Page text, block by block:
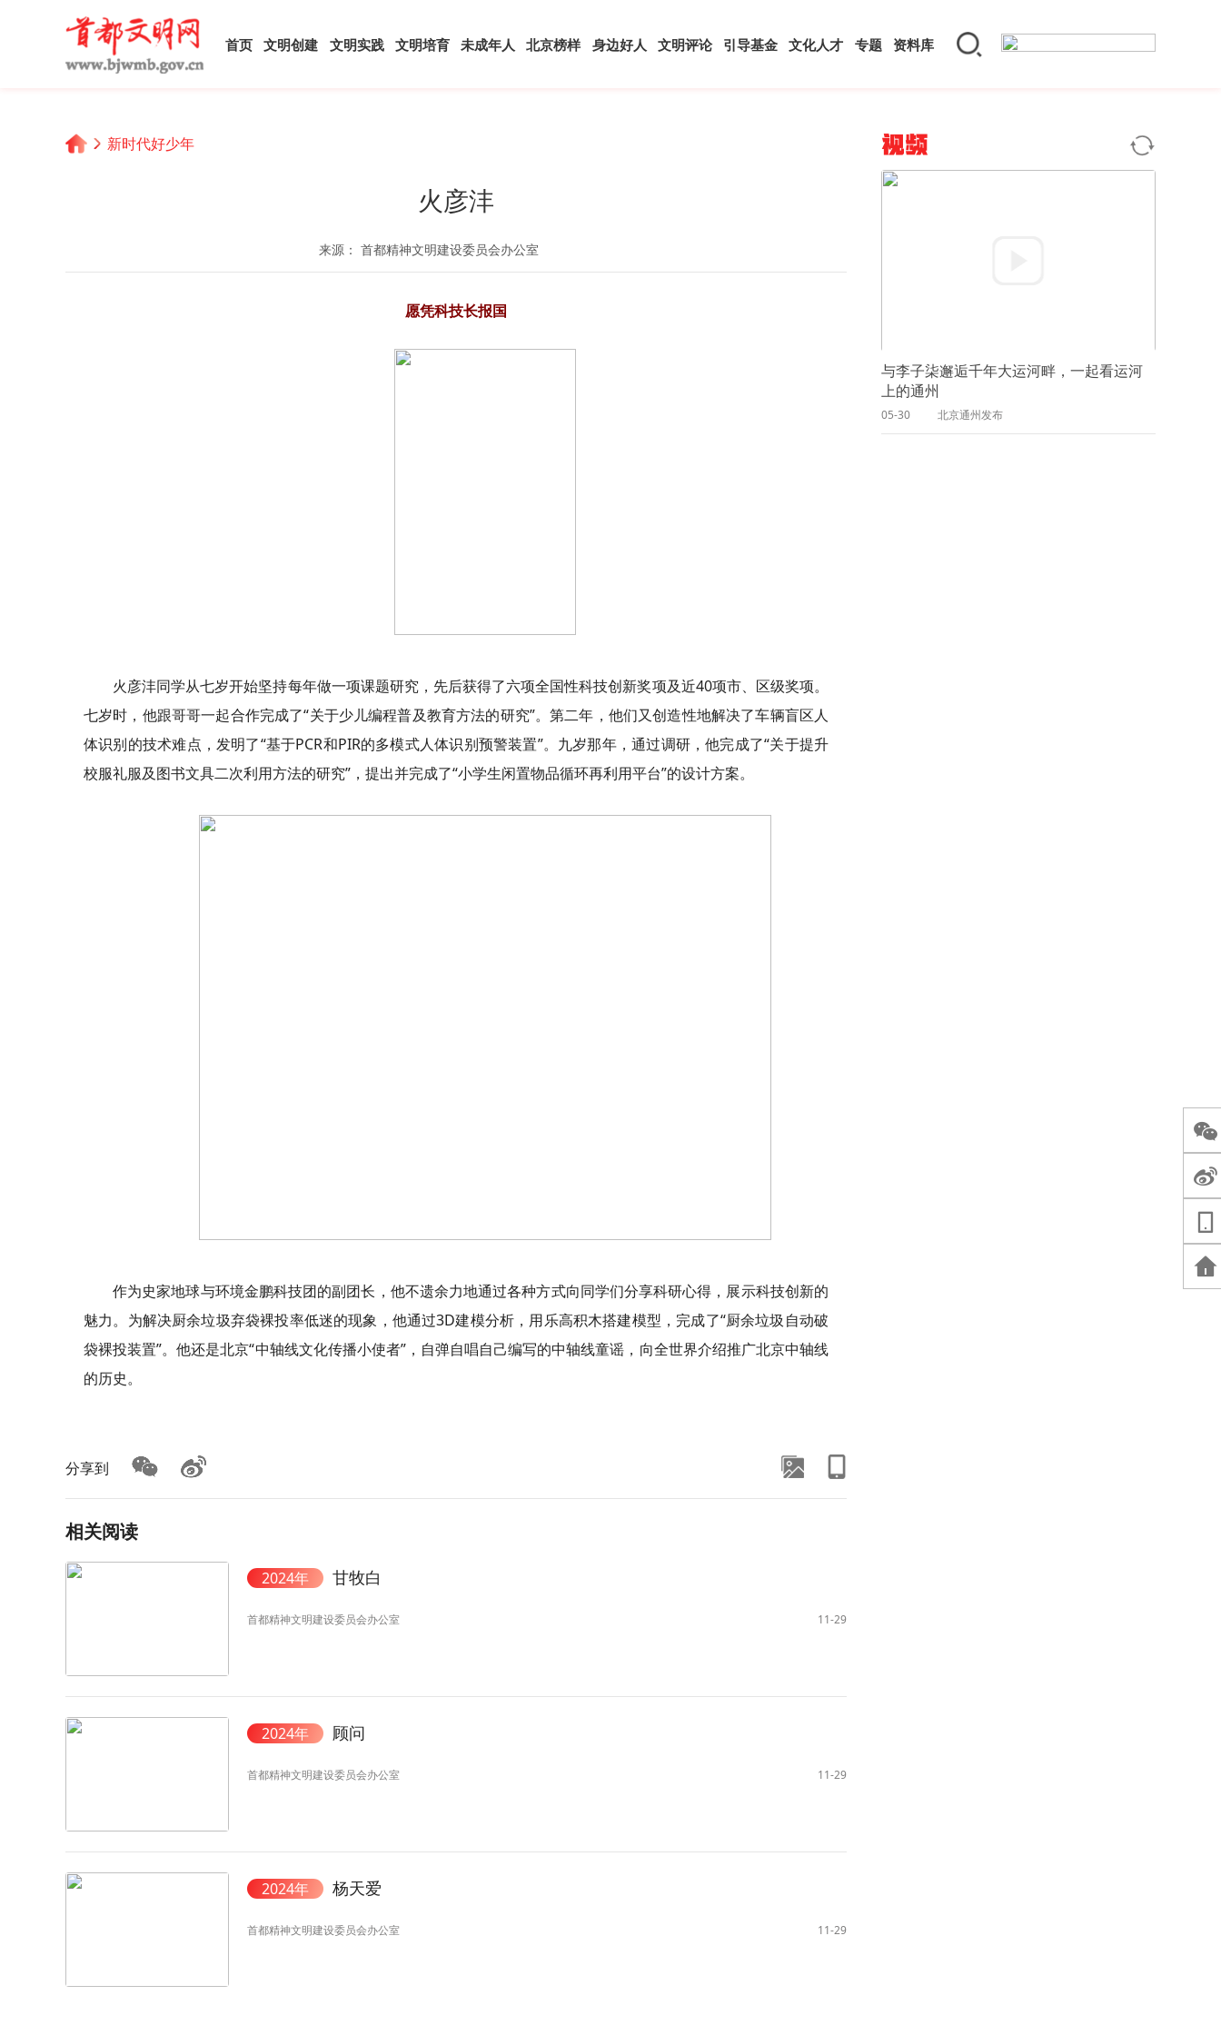
首页 文明创建 文明实践 文明培育 未成年人 北京榜样 身边好人 文明评论 引导基金 文化人才 专题 资料库
新时代好少年
火彦沣
来源： 首都精神文明建设委员会办公室
愿凭科技长报国
火彦沣同学从七岁开始坚持每年做一项课题研究，先后获得了六项全国性科技创新奖项及近40项市、区级奖项。
七岁时，他跟哥哥一起合作完成了“关于少儿编程普及教育方法的研究”。第二年，他们又创造性地解决了车辆盲区人
体识别的技术难点，发明了“基于PCR和PIR的多模式人体识别预警装置”。九岁那年，通过调研，他完成了“关于提升
校服礼服及图书文具二次利用方法的研究”，提出并完成了“小学生闲置物品循环再利用平台”的设计方案。
作为史家地球与环境金鹏科技团的副团长，他不遗余力地通过各种方式向同学们分享科研心得，展示科技创新的
魅力。为解决厨余垃圾弃袋裸投率低迷的现象，他通过3D建模分析，用乐高积木搭建模型，完成了“厨余垃圾自动破
袋裸投装置”。他还是北京“中轴线文化传播小使者”，自弹自唱自己编写的中轴线童谣，向全世界介绍推广北京中轴线
的历史。
分享到
相关阅读
2024年 甘牧白
首都精神文明建设委员会办公室 11-29
2024年 顾问
首都精神文明建设委员会办公室 11-29
2024年 杨天爱
首都精神文明建设委员会办公室 11-29
视频
与李子柒邂逅千年大运河畔，一起看运河
上的通州
05-30 北京通州发布